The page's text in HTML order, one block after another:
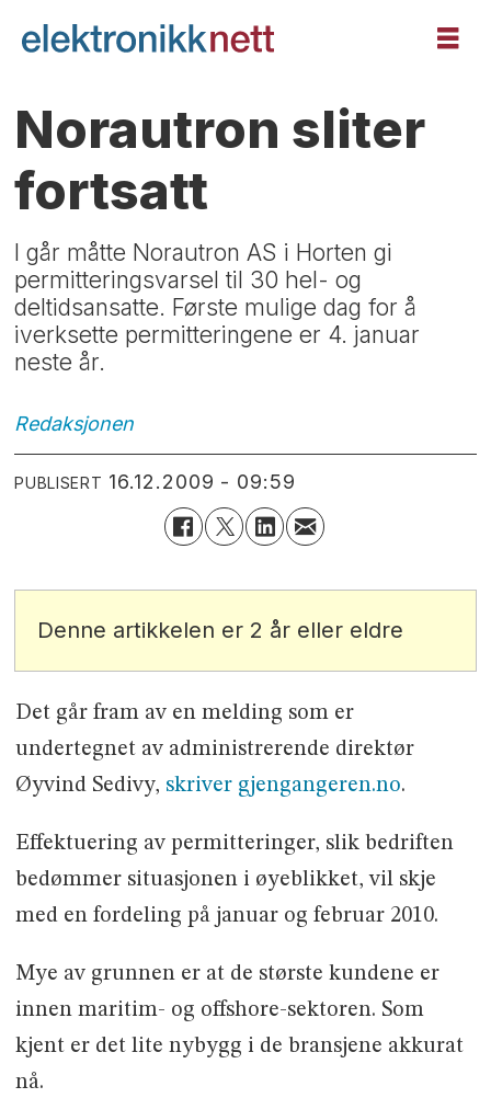
Norautron sliter
fortsatt
I går måtte Norautron AS i Horten gi
permitteringsvarsel til 30 hel- og
deltidsansatte. Første mulige dag for å
iverksette permitteringene er 4. januar
neste år.
Redaksjonen
PUBLISERT 16.12.2009 - 09:59
Denne artikkelen er 2 år eller eldre
Det går fram av en melding som er
undertegnet av administrerende direktør
Øyvind Sedivy, skriver gjengangeren.no.
Effektuering av permitteringer, slik bedriften
bedømmer situasjonen i øyeblikket, vil skje
med en fordeling på januar og februar 2010.
Mye av grunnen er at de største kundene er
innen maritim- og offshore-sektoren. Som
kjent er det lite nybygg i de bransjene akkurat
nå.